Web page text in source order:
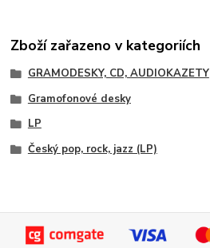
Zboží zařazeno v kategoriích
GRAMODESKY, CD, AUDIOKAZETY
Gramofonové desky
LP
Český pop, rock, jazz (LP)